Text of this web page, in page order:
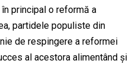
principal o reformă a
partidele populiste din
de respingere a reformei
al acestora alimentând și